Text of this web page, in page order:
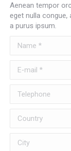
Aenean tempor
eget nulla
a purus ipsum.
Name *
E-mail *
Telephone
Country
City